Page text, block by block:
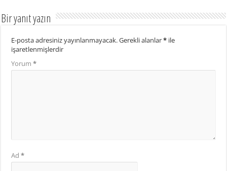
Bir yanıt yazın
E-posta adresiniz yayınlanmayacak.Gerekli alanlar* ile
işaretlenmişlerdir
Yorum*
Ad*